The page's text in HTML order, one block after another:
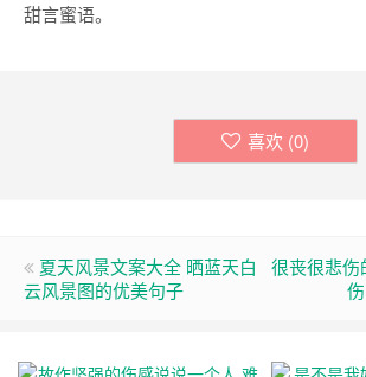
甜言蜜语。
喜欢 (0)
夏天风景文案大全 晒蓝天白
云风景图的优美句子
很丧很悲